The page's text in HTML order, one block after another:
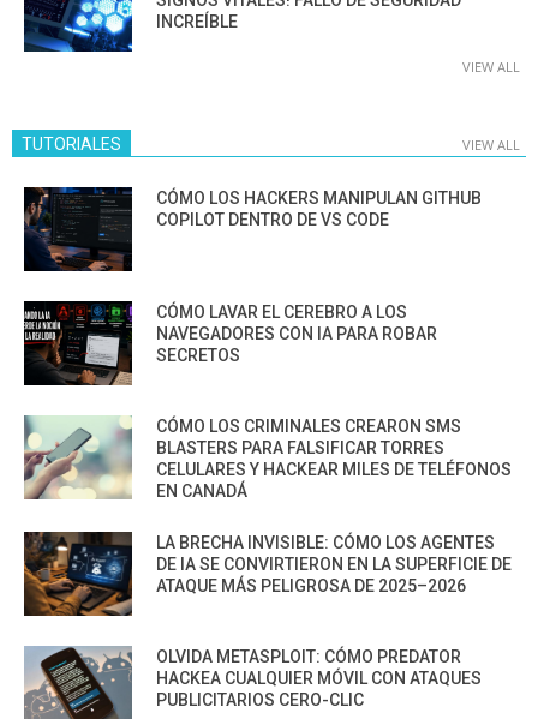
INCREÍBLE
VIEW ALL
TUTORIALES VIEW ALL
CÓMO LOS HACKERS MANIPULAN GITHUB
COPILOT DENTRO DE VS CODE
CÓMO LAVAR EL CEREBRO A LOS
NAVEGADORES CON IA PARA ROBAR
SECRETOS
CÓMO LOS CRIMINALES CREARON SMS
BLASTERS PARA FALSIFICAR TORRES
CELULARES Y HACKEAR MILES DE TELÉFONOS
EN CANADÁ
LA BRECHA INVISIBLE: CÓMO LOS AGENTES
DE IA SE CONVIRTIERON EN LA SUPERFICIE DE
ATAQUE MÁS PELIGROSA DE 2025–2026
OLVIDA METASPLOIT: CÓMO PREDATOR
HACKEA CUALQUIER MÓVIL CON ATAQUES
PUBLICITARIOS CERO-CLIC